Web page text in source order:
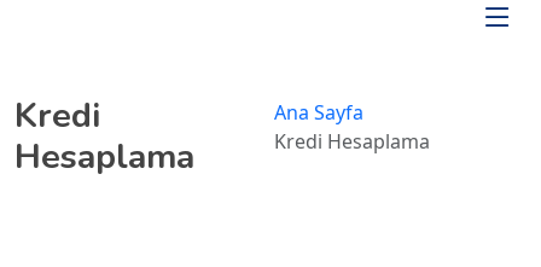
Kredi
Hesaplama
Ana Sayfa
Kredi Hesaplama